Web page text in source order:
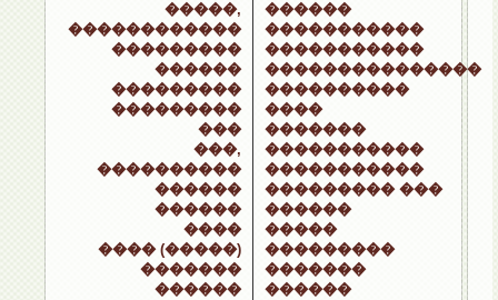
�����,
������������
���������
������
���������
���������
���
���,
����������
������
������
����
���� (�����)
�������
������
������
�����������
�����������
���������������
����������
����
�������
�����������
�����������
��������� ���
������
�����
���������
�������
������